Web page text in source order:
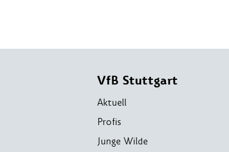
VfB Stuttgart
Aktuell
Profis
Junge Wilde